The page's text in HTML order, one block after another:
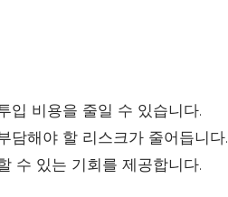
입 비용을 줄일 수 있습니다.
담해야 할 리스크가 줄어듭니다.
수 있는 기회를 제공합니다.